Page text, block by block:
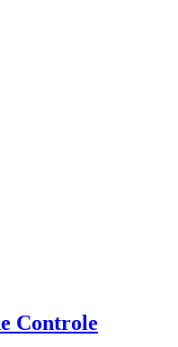
Controle